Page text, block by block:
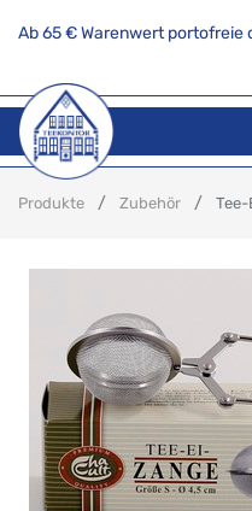
Ab 65 € Warenwert
Produkte Zubehör Tee-